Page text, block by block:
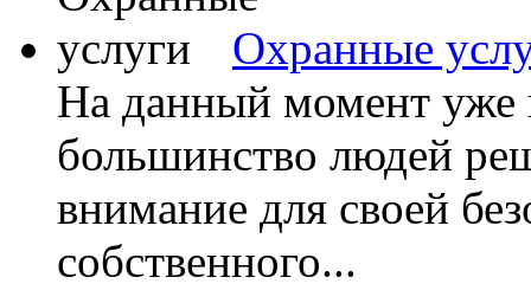
Охранные
На данный момент уже
большинство людей
внимание для своей
собственного...